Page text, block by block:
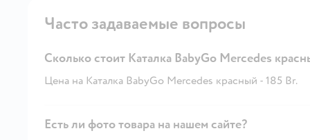
Часто задаваемые вопросы
Сколько стоит Каталка BabyGo Mercedes
Цена на Каталка BabyGo Mercedes красный - 185 Br.
Есть ли фото товара на нашем сайте?